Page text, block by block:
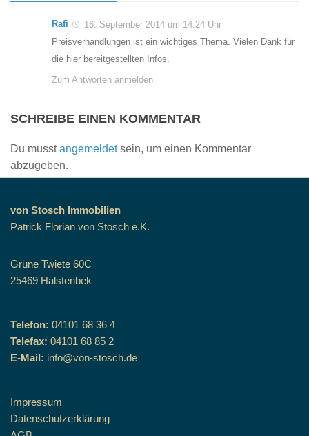
Rafi
16. September 2014 um 14:24 Uhr
Preisverhandlungen ist ein wichtiges Thema. Vielen Dank für
die hier bereitgestellten Infos.
Zum Antworten anmelden
SCHREIBE EINEN KOMMENTAR
Du musstangemeldetsein, um einen Kommentar
abzugeben.
von Stosch Immobilien
Patrick Florian von Stosch e.K.
Grüne Twiete 60C
25469 Halstenbek
Telefon: 04101 68 36 4
Telefax: 04101 68 85 2
E-Mail: info@von-stosch.de
Impressum
Datenschutzerklärung